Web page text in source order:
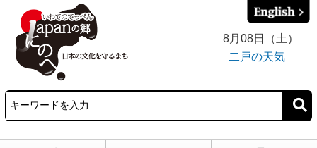
8月08日（土）
二戸の天気